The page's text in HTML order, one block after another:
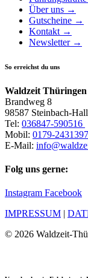
Über uns →
Gutscheine →
Kontakt →
Newsletter →
So erreichst du uns
Waldzeit Thüringen
Brandweg 8
98587 Steinbach-
Tel: 036847-590516
Mobil: 0179-2431397
E-Mail:
Folg uns gerne:
Instagram Facebook
IMPRESSUM |
© 2026 Waldzeit-